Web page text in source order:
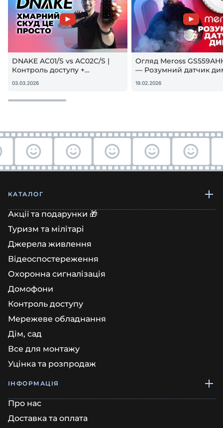
DNAKE AC01/S vs AC02C/S |
Контроль доступу +
гостьовий QR — реальна
03.03.2026
Огляд Meross
— Розумний датчик
Apple HomeKit! Чи
19.02.2026
КАТАЛОГ
Акції та подарунки 🎁
Туризм та мілітарі
Джерела живлення
Відеоспостереження
Охоронна сигналізація
Домофони
Контроль доступу
Мережеве обладнання
Дім, сад
Все для монтажу
Уцінка та розпродаж
ІНФОРМАЦІЯ
Про нас
Доставка та оплата